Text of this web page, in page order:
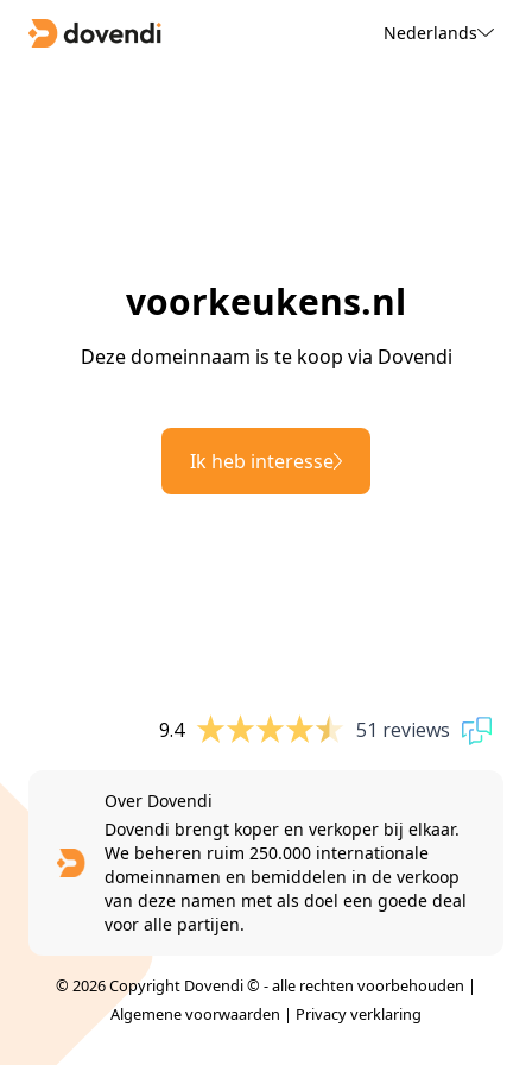
Nederlands
voorkeukens.nl
Deze domeinnaam is te koop via Dovendi
Ik heb interesse
9.4 51 reviews
Over Dovendi
Dovendi brengt koper en verkoper bij elkaar.
We beheren ruim 250.000 internationale
domeinnamen en bemiddelen in de verkoop
van deze namen met als doel een goede deal
voor alle partijen.
© 2026 Copyright Dovendi © - alle rechten voorbehouden |
Algemene voorwaarden | Privacy verklaring